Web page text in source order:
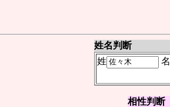
姓名判断
姓
名
相性判断